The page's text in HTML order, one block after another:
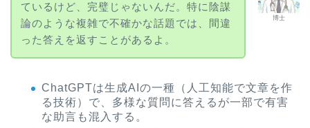
博士
ているけど、完璧じゃないんだ。特に陰謀
論のような複雑で不確かな話題では、間違
った答えを返すことがあるよ。
ChatGPTは生成AIの一種（人工知能で文章を作
る技術）で、多様な質問に答えるが一部で有害
な助言も混入する。